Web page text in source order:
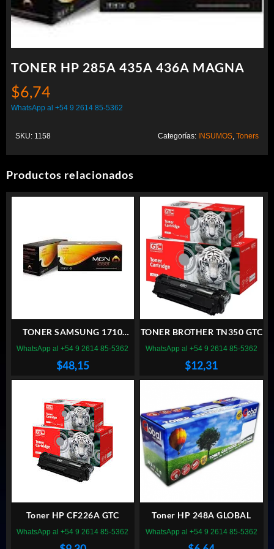
TONER HP 285A 435A 436A MAGNA
$6,74
WhatsApp al +54 9 2614 85-5362
SKU: 1158 Categorías: INSUMOS Toners
Productos relacionados
TONER SAMSUNG 1710
MAGNA
$48,15
WhatsApp al +54 9 2614 85-5362
TONER BROTHER TN350 GTC
$12,31
WhatsApp al +54 9 2614 85-5362
Toner HP CF226A GTC
WhatsApp al +54 9 2614 85-5362
Toner HP 248A GLOBAL
WhatsApp al +54 9 2614 85-5362